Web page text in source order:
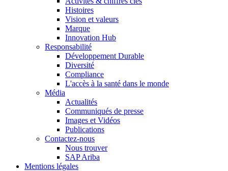
Histoires
Vision et valeurs
Marque
Innovation Hub
Responsabilité
Développement Durable
Diversité
Compliance
L'accès à la santé dans le monde
Média
Actualités
Communiqués de presse
Images et Vidéos
Publications
Contactez-nous
Nous trouver
SAP Ariba
Mentions légales